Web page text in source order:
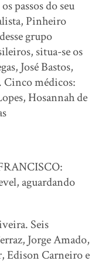
passos do seu
Pinheiro
grupo
situa-se os
José Bastos,
Cinco médicos:
Hosannah de
aguardando
Seis
Jorge Amado,
Edison Carneiro e